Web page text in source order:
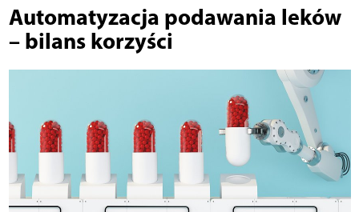
Automatyzacja podawania leków
– bilans korzyści